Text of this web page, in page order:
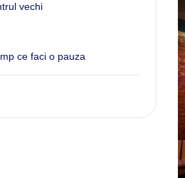
vechi
ce faci o pauza